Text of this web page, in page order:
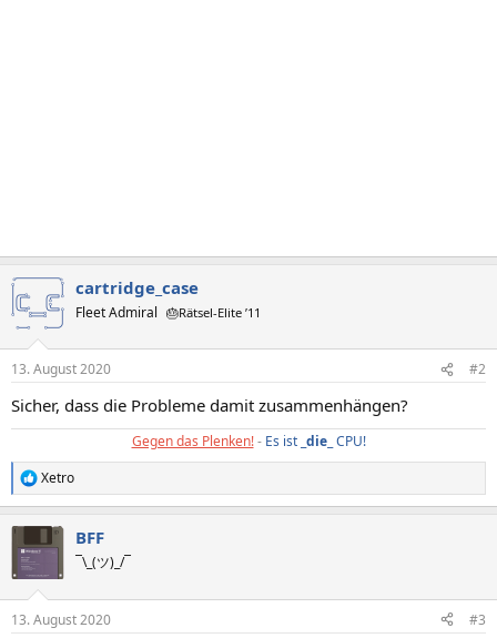
cartridge_case
Fleet Admiral 🎂Rätsel-Elite ’11
13. August 2020 #2
Sicher, dass die Probleme damit zusammenhängen?
Gegen das Plenken!- Es ist _ die_ CPU!
R
e
t
e
Xetro
BFF
¯\_(ツ)_/¯
13. August 2020 #3